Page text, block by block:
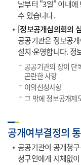
날부터 "3일" 이내에
수 있습니다.
[정보공개심의회의
공공기관은 정보공
설치·운영합니다.
공공기관의 장이 단
곤란한 사항
이의신청사항
그 밖에 정보공개제
공개여부결정의
공공기관이 공개청
청구인에게 지체없